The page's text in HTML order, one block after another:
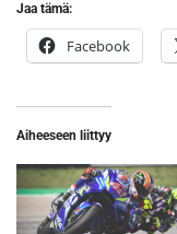
Jaa tämä:
Facebook
Aiheeseen liittyy